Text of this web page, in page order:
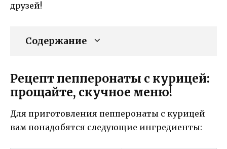
друзей!
Содержание
Рецепт пепперонаты с курицей:
прощайте, скучное меню!
Для приготовления пепперонаты с курицей
вам понадобятся следующие ингредиенты: